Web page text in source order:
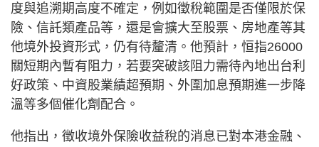
度與追溯期高度不確定，例如徵稅範圍是否僅限於保
險、信託類產品等，還是會擴大至股票、房地產等其
他境外投資形式，仍有待釐清。他預計，恒指26000
關短期內暫有阻力，若要突破該阻力需待內地出台利
好政策、中資股業績超預期、外圍加息預期進一步降
溫等多個催化劑配合。
他指出，徵收境外保險收益稅的消息已對本港金融、